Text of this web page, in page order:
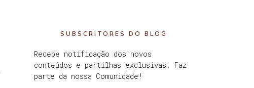
SUBSCRITORES DO BLOG
Recebe notificação dos novos
conteúdos e partilhas exclusivas. Faz
parte da nossa Comunidade!